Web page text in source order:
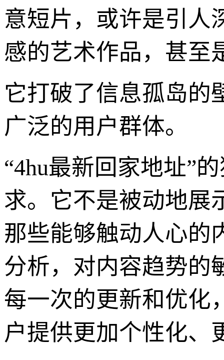
意短片，或许是引人
感的艺术作品，甚至
它打破了信息孤岛的
广泛的用户群体。
“4hu最新回家地址”
求。它不是被动地展
那些能够触动人心的
分析，对内容趋势的
每一次的更新和优化
户提供更加个性化、